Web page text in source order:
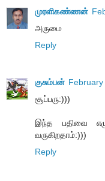
முரளிகண்ணன்
அருமை
Reply
குசும்பன் February
சூப்பரு:)))
இந்த பதிவை
வருகிறதாம்:)))
Reply